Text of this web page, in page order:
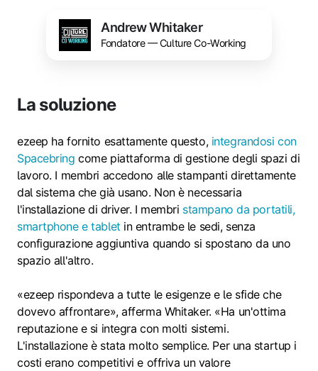
Andrew Whitaker
Fondatore — Culture Co-Working
La soluzione
ezeep ha fornito esattamente questo, integrandosi con
Spacebring come piattaforma di gestione degli spazi di
lavoro. I membri accedono alle stampanti direttamente
dal sistema che già usano. Non è necessaria
l'installazione di driver. I membri stampano da portatili,
smartphone e tablet in entrambe le sedi, senza
configurazione aggiuntiva quando si spostano da uno
spazio all'altro.
«ezeep rispondeva a tutte le esigenze e le sfide che
dovevo affrontare», afferma Whitaker. «Ha un'ottima
reputazione e si integra con molti sistemi.
L'installazione è stata molto semplice. Per una startup i
costi erano competitivi e offriva un valore